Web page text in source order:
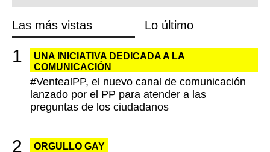
Las más vistas Lo último
UNA INICIATIVA DEDICADA A LA
COMUNICACIÓN
#VentealPP, el nuevo canal de comunicación
lanzado por el PP para atender a las
preguntas de los ciudadanos
ORGULLO GAY